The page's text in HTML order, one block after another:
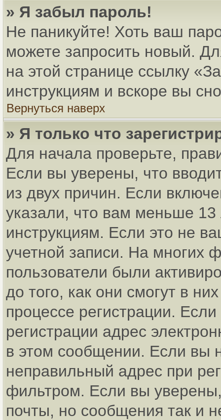
» Я забыл пароль!
Не паникуйте! Хоть ваш
можете запросить новый.
на этой странице ссылку
инструкциям и вскоре вы
Вернуться наверх
» Я только что
Для начала проверьте,
Если вы уверены, что
из двух причин. Если
указали, что вам меньше
инструкциям. Если это не
учетной записи. На многих
пользователи были
до того, как они смогут в
процессе регистрации.
регистрации адрес
в этом сообщении. Если вы
неправильный адрес при
фильтром. Если вы
почты, но сообщения так и